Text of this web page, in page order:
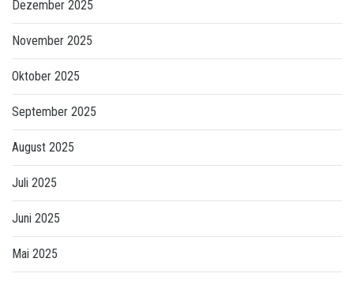
Dezember 2025
November 2025
Oktober 2025
September 2025
August 2025
Juli 2025
Juni 2025
Mai 2025